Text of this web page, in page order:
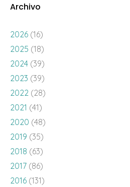
Archivo
2026 (16)
2025 (18)
2024 (39)
2023 (39)
2022 (28)
2021 (41)
2020 (48)
2019 (35)
2018 (63)
2017 (86)
2016 (131)